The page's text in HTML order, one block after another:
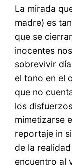
La mirada
madre) es
que se
inocentes
sobrevivir
el tono en el
que no
los
mimetizarse
reportaje in
de la
encuentro al